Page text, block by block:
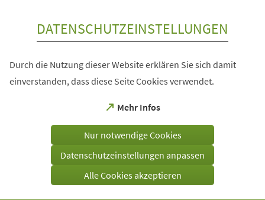
DATENSCHUTZEINSTELLUNGEN
Durch die Nutzung dieser Website erklären Sie sich damit
einverstanden, dass diese Seite Cookies verwendet.
Mehr Infos
(Öffnet
einem
Tab)
Nur notwendige Cookies
Datenschutzeinstellungen anpassen
Alle Cookies akzeptieren